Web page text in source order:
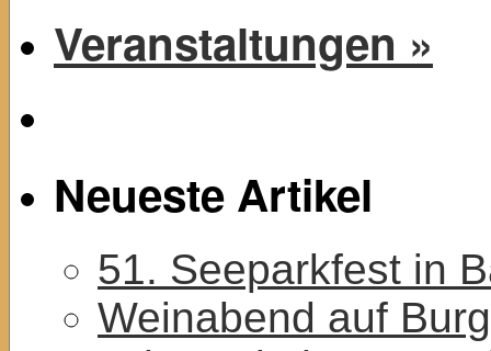
Veranstaltungen »
Neueste Artikel
51. Seeparkfest in
Weinabend auf